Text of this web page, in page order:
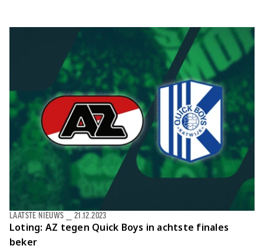
Loting: AZ tegen Quick Boys in achtste finales
beker
LAATSTE NIEUWS 21.12.2023